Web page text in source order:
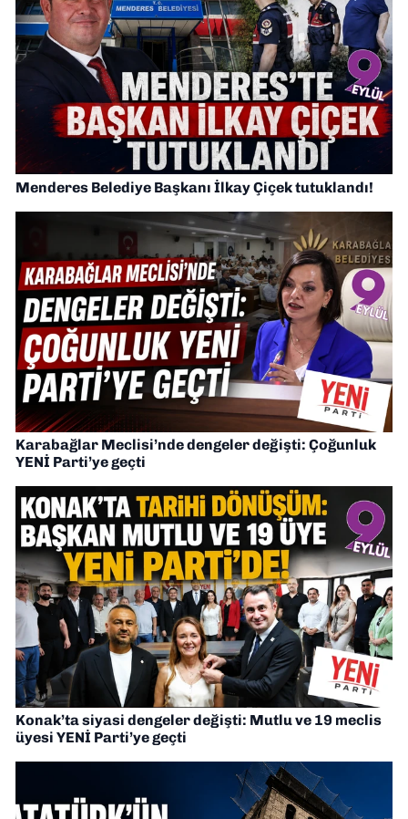
Menderes Belediye Başkanı İlkay Çiçek tutuklandı!
Karabağlar Meclisi’nde dengeler değişti: Çoğunluk
YENİ Parti’ye geçti
Konak’ta siyasi dengeler değişti: Mutlu ve 19 meclis
üyesi YENİ Parti’ye geçti